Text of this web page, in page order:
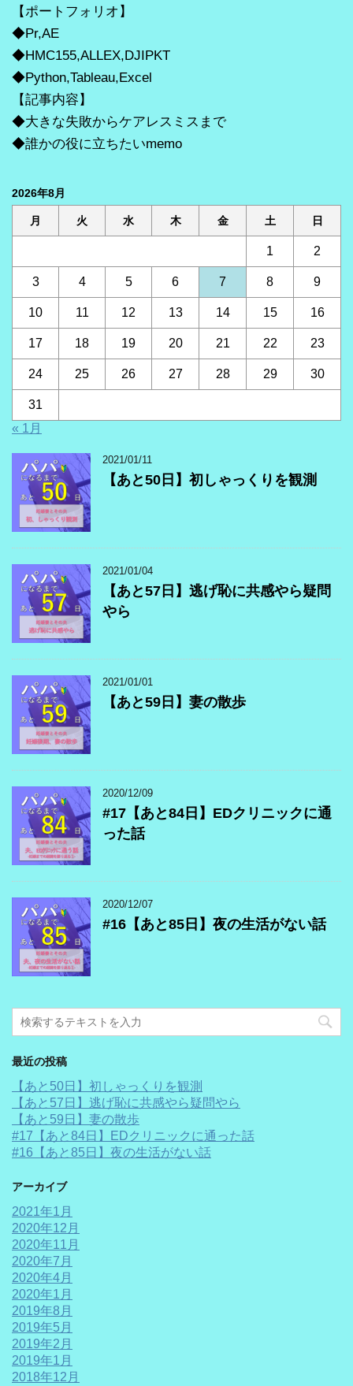
【ポートフォリオ】
◆Pr,AE
◆HMC155,ALLEX,DJIPKT
◆Python,Tableau,Excel
【記事内容】
◆大きな失敗からケアレスミスまで
◆誰かの役に立ちたいmemo
2026年8月
月 火 水 木 金 土 日
1 2
3 4 5 6 7 8 9
10 11 12 13 14 15 16
17 18 19 20 21 22 23
24 25 26 27 28 29 30
31
« 1月
2021/01/11
【あと50日】初しゃっくりを観測
2021/01/04
【あと57日】逃げ恥に共感やら疑問
やら
2021/01/01
【あと59日】妻の散歩
2020/12/09
#17【あと84日】EDクリニックに通
った話
2020/12/07
#16【あと85日】夜の生活がない話
最近の投稿
【あと50日】初しゃっくりを観測
【あと57日】逃げ恥に共感やら疑問やら
【あと59日】妻の散歩
#17【あと84日】EDクリニックに通った話
#16【あと85日】夜の生活がない話
アーカイブ
2021年1月
2020年12月
2020年11月
2020年7月
2020年4月
2020年1月
2019年8月
2019年5月
2019年2月
2019年1月
2018年12月